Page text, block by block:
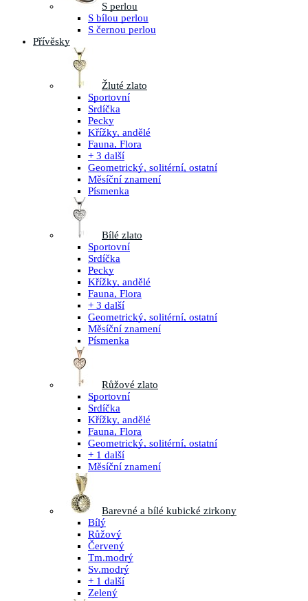
S perlou
S bílou perlou
S černou perlou
Přívěsky
Žluté zlato
Sportovní
Srdíčka
Pecky
Křížky, andělé
Fauna, Flora
+ 3 další
Geometrický, solitérní, ostatní
Měsíční znamení
Písmenka
Bílé zlato
Sportovní
Srdíčka
Pecky
Křížky, andělé
Fauna, Flora
+ 3 další
Geometrický, solitérní, ostatní
Měsíční znamení
Písmenka
Růžové zlato
Sportovní
Srdíčka
Křížky, andělé
Fauna, Flora
Geometrický, solitérní, ostatní
+ 1 další
Měsíční znamení
Barevné a bílé kubické zirkony
Bílý
Růžový
Červený
Tm.modrý
Sv.modrý
+ 1 další
Zelený